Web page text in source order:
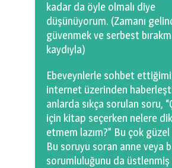
kadar da öyle olmalı diye
düşünüyorum. (Zamanı
güvenmek ve serbest
kaydıyla)
Ebeveynlerle sohbet
internet üzerinden
anlarda sıkça sorulan soru,
için kitap seçerken nelere
etmem lazım?” Bu çok
Bu soruyu soran anne veya
sorumluluğunu da